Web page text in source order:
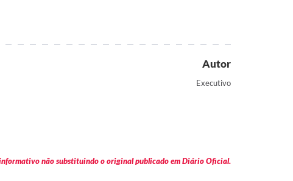
Autor
Executivo
não substituindo o original publicado em Diário Oficial.